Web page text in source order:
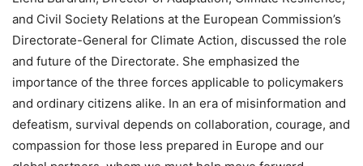
and Civil Society Relations at the European Commission’s
Directorate-General for Climate Action, discussed the role
and future of the Directorate. She emphasized the
importance of the three forces applicable to policymakers
and ordinary citizens alike. In an era of misinformation and
defeatism, survival depends on collaboration, courage, and
compassion for those less prepared in Europe and our